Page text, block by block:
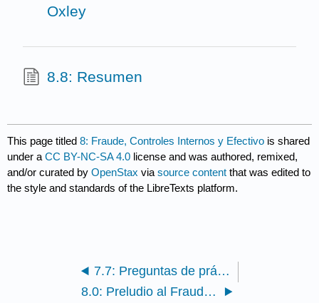
Oxley
8.8: Resumen
This page titled8: Fraude, Controles Internos y Efectivo is shared
under aCC BY-NC-SA 4.0 license and was authored, remixed,
and/or curated byOpenStax viasource content that was edited to
the style and standards of the LibreTexts platform.
7.7: Preguntas de práctica
8.0: Preludio al Fraude, Controles Internos y Efectivo